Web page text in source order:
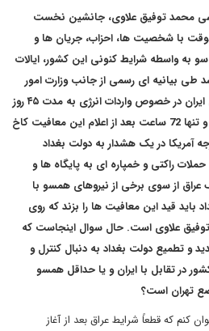
محمد توفیق علاوی، جانشین نخست
با شخصیت ها، احزاب، جریان ها و
به واسطه شرایط کنونی این کشور، ایالات
طی بیانیه ای رسمی از جانب وزارت امور
خارجه اش، عراق را از تحریم های ایران در خصوص واردات انرژی به مدت ۴۵ روز
دیگر معاف کند. در کنار این اقدام و تنها 72 ساعت بعد از اعلام این معافیت کاخ
آمریکا در یک هشدار به دولت بغداد
راکتی و خمپاره ای به پایگاه ها و
عراق از سوی برخی از نیروهای همسو با
باید قید این معافیت ها را بزند که روی
علاوی است. حال سوال اینجاست که
و تطمیع دولت بغداد به دنبال کنترل و
در تقابل با ایران و یا حداقل همسو
تهران است؟
کنم که قطعاً شرایط عراق بعد از آغاز